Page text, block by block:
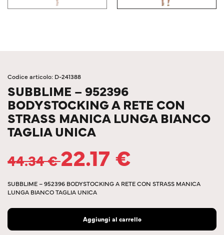
Codice articolo: D-241388
SUBBLIME – 952396
BODYSTOCKING A RETE CON
STRASS MANICA LUNGA BIANCO
TAGLIA UNICA
44.34€22.17€
SUBBLIME – 952396 BODYSTOCKING A RETE CON STRASS MANICA
LUNGA BIANCO TAGLIA UNICA
Aggiungi al carrello